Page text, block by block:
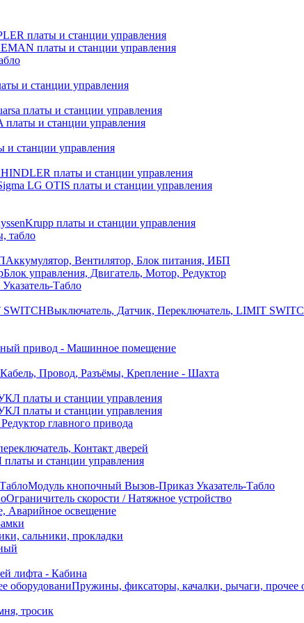
платы и станции управления
платы и станции управления
и станции управления
платы и станции управления
платы и станции управления
и станции управления
платы и станции управления
LG OTIS платы и станции управления
платы и станции управления
табло
Аккумулятор, Вентилятор, Блок питания, ИБП
Блок управления, Двигатель, Мотор, Редуктор
Табло
Выключатель, Датчик, Переключатель, LIMIT
привод - Машинное помещение
Кабель, Провод, Разъёмы, Крепление - Шахта
платы и станции управления
платы и станции управления
главного привода
Контакт дверей
и станции управления
Модуль кнопочный Вызов-Приказ Указатель-Табло
Ограничитель скорости / Натяжное устройство
Аварийное освещение
сальники, прокладки
лифта - Кабина
Пружины, фиксаторы, качалки, рычаги, прочее
тросик